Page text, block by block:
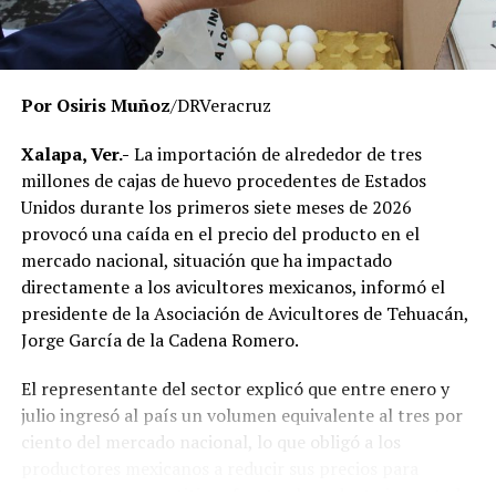
respetando el debido proceso, por lo que hasta el
momento no existe una determinación definitiva sobre
responsabilidades individuales.
señalaron que un grupo de profesores ha manifestado
su inconformidad con el proceso de revisión, al
considerar que las investigaciones podrían afectar
intereses al interior de la institución.
De acuerdo con esos testimonios, el grupo identificado
comoMovimiento Estatal UPAV, integrado
públicamente por Verónica Sánchez Ramos, Mauricio
Ivette Lara Barradas, Roberto Ibáñez y Carlos Enrique
Sierra, ha cuestionado las acciones emprendidas por las
autoridades universitarias y estatales.
Por Osiris Muñoz/DRVeracruz
Xalapa, Ver.- La importación de alrededor de tres
millones de cajas de huevo procedentes de Estados
Unidos durante los primeros siete meses de 2026
provocó una caída en el precio del producto en el
mercado nacional, situación que ha impactado
directamente a los avicultores mexicanos, informó el
presidente de la Asociación de Avicultores de Tehuacán,
Jorge García de la Cadena Romero.
El representante del sector explicó que entre enero y
julio ingresó al país un volumen equivalente al tres por
ciento del mercado nacional, lo que obligó a los